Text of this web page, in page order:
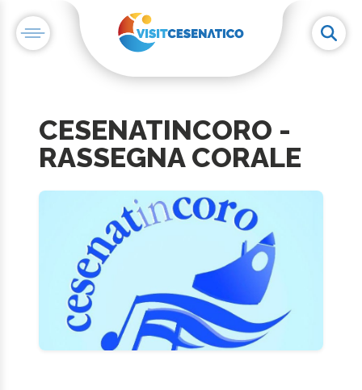
CESENATINCORO -
RASSEGNA CORALE